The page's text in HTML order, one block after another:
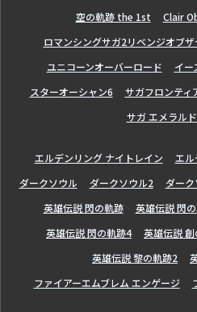
空の軌跡 the 1st
Clair
ロマンシングサガ2リベンジオブザ
ユニコーンオーバーロード
イー
スターオーシャン6
サガフロンティ
サガ エメラル
エルデンリング ナイトレイン エル
ダークソウル
ダークソウル2 ダーク
英雄伝説 閃の軌跡
英雄伝説 閃
英雄伝説 閃の軌跡4
英雄伝説
英雄伝説 黎の軌跡2
ファイアーエムブレム エンゲージ